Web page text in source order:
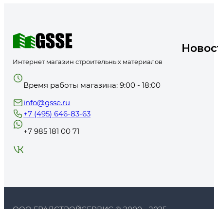
Интернет магазин строительных материалов
Время работы магазина: 9:00 - 18:00
info@gsse.ru
+7 (495) 646-83-63
+7 985 181 00 71